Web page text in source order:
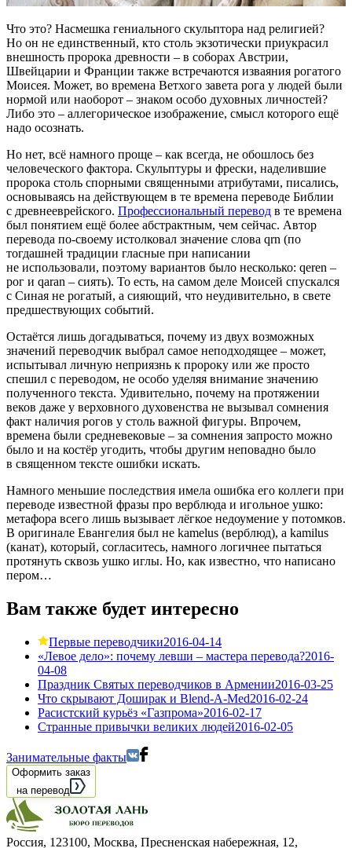
Что это? Насмешка гениального скульптора над религией?
Но он не единственный, кто столь экзотически приукрасил
внешность пророка древности – в соборах Австрии,
Швейцарии и Франции также встречаются изваяния рогатого
Моисея. Может, во времена Ветхого завета рога у людей были
нормой или наоборот – знаком особо духовных личностей?
Либо это – аллегорическое изображение, смысл которого ещё
надо осознать.
Но нет, всё намного проще – как всегда, не обошлось без
человеческого фактора. Скульптуры и фрески, наделившие
пророка столь спорными священными атрибутами, писались,
основываясь на действующем в те времена переводе Библии
с древнееврейского. Профессиональный перевод в те времена
был понятием ещё более абстрактным, чем сейчас. Автор
перевода по-своему истолковал значение слова qrn (по
тогдашней традиции гласные при написании
не использовали, поэтому вариантов было несколько: qeren –
рог и qaran – сиять). То есть, на самом деле Моисей спускался
с Синая не рогатый, а сияющий, что неудивительно, в свете
предшествующих событий.
Остаётся лишь догадываться, почему из двух возможных
значений переводчик выбрал самое неподходящее – может,
испытывал личную неприязнь к пророку или же просто
спешил с переводом, не особо уделяя внимание значению
полученного текста. Удивительно, почему на протяжении
веков даже у верховного духовенства не вызывал сомнения
факт наличия рогов у столь важной фигуры. Впрочем,
времена были средневековые – за сомнения запросто можно
было и на костёр угодить, чтобы другим неповадно было
в священном тексте ошибки искать.
Намного меньшие последствия имела ошибка его коллеги при
переводе известной фразы про верблюда и игольное ушко:
метафора всего лишь вызывает лёгкое недоумение у потомков.
В оригинале Евангелия был не kamelus (верблюд), а kamilus
(канат), который, согласитесь, намного логичнее пытаться
протянуть сквозь ушко иглы. Но, как известно, что написано
пером…
Вам также будет интересно
Первые переводчики2016-04-14
«Левое дело»: почему левши – мастера перевода?2016-
04-08
Праздник Святых переводчиков в Армении2016-03-25
Что скрывают Доширак и Blend-A-Med2016-02-24
Расистский курьёз «Газпрома»2016-02-17
Странные привычки великих людей2016-02-05
Занимательные факты
Оформить заказ
на перевод
Россия, 123100, Москва, Пресненская набережная, 12,